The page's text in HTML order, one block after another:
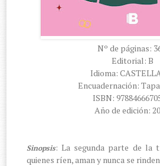
Nº de páginas:
Editorial: B
Idioma:
Encuadernación:
ISBN:
Año de edición:
Sinopsis: La segunda parte de la
quienes ríen, aman y nunca se